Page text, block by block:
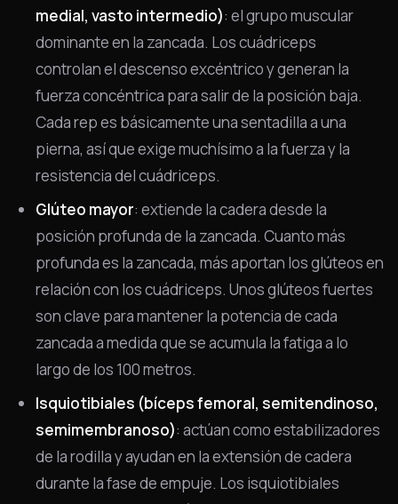
medial, vasto intermedio): el grupo muscular
dominante en la zancada. Los cuádriceps
controlan el descenso excéntrico y generan la
fuerza concéntrica para salir de la posición baja.
Cada rep es básicamente una sentadilla a una
pierna, así que exige muchísimo a la fuerza y la
resistencia del cuádriceps.
Glúteo mayor: extiende la cadera desde la
posición profunda de la zancada. Cuanto más
profunda es la zancada, más aportan los glúteos en
relación con los cuádriceps. Unos glúteos fuertes
son clave para mantener la potencia de cada
zancada a medida que se acumula la fatiga a lo
largo de los 100 metros.
Isquiotibiales (bíceps femoral, semitendinoso,
semimembranoso): actúan como estabilizadores
de la rodilla y ayudan en la extensión de cadera
durante la fase de empuje. Los isquiotibiales